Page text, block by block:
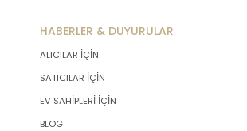
HABERLER & DUYURULAR
ALICILAR İÇİN
SATICILAR İÇİN
EV SAHİPLERİ İÇİN
BLOG